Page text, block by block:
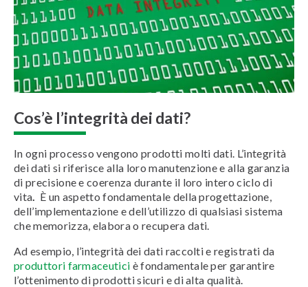
Cos’è l’integrità dei dati?
In ogni processo vengono prodotti molti dati. L’integrità
dei dati si riferisce alla loro manutenzione e alla garanzia
di precisione e coerenza durante il loro intero ciclo di
vita. È un aspetto fondamentale della progettazione,
dell’implementazione e dell’utilizzo di qualsiasi sistema
che memorizza, elabora o recupera dati.
Ad esempio, l’integrità dei dati raccolti e registrati da
produttori farmaceutici è fondamentale per garantire
l’ottenimento di prodotti sicuri e di alta qualità.